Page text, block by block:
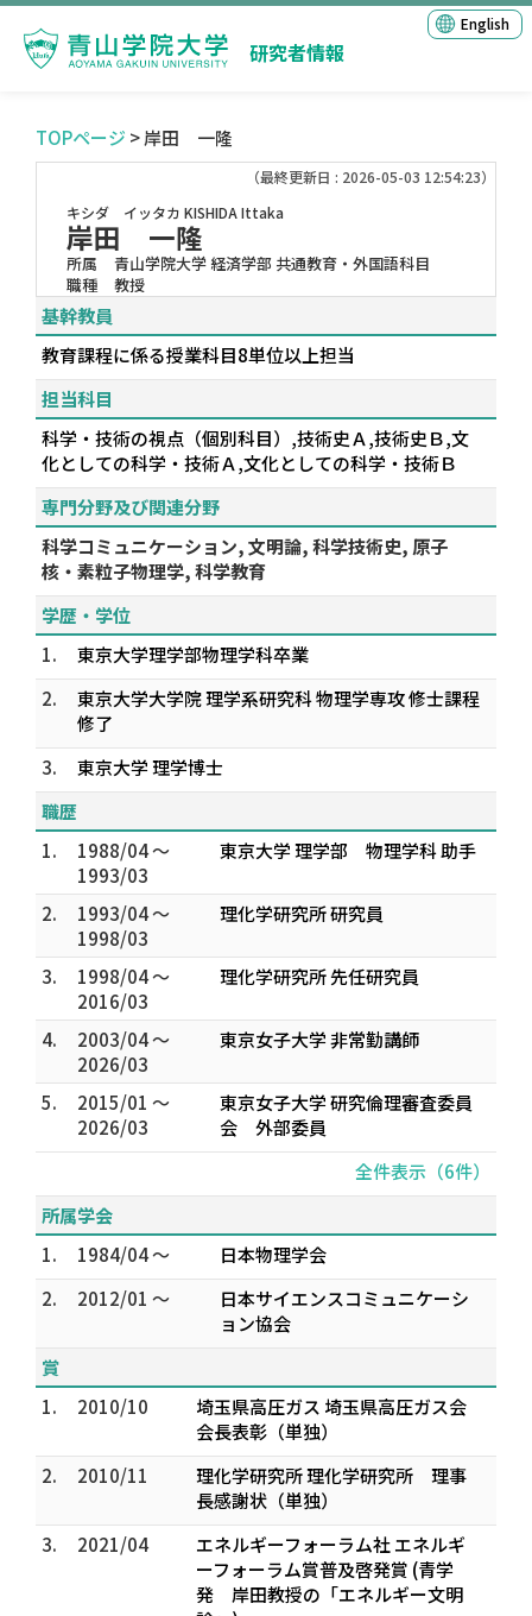
研究者情報
English
TOPページ > 岸田 一隆
（最終更新日 : 2026-05-03 12:54:23）
キシダ イッタカ KISHIDA Ittaka
岸田 一隆
所属
青山学院大学 経済学部 共通教育・外国語科目
職種
教授
基幹教員
教育課程に係る授業科目8単位以上担当
担当科目
科学・技術の視点（個別科目）,技術史Ａ,技術史Ｂ,文
化としての科学・技術Ａ,文化としての科学・技術Ｂ
専門分野及び関連分野
科学コミュニケーション, 文明論, 科学技術史, 原子
核・素粒子物理学, 科学教育
学歴・学位
1.
東京大学理学部物理学科卒業
2.
東京大学大学院 理学系研究科 物理学専攻 修士課程
修了
3.
東京大学 理学博士
職歴
1.
1988/04 ～
1993/03
東京大学 理学部 物理学科 助手
2.
1993/04 ～
1998/03
理化学研究所 研究員
3.
1998/04 ～
2016/03
理化学研究所 先任研究員
4.
2003/04 ～
2026/03
東京女子大学 非常勤講師
5.
2015/01 ～
2026/03
東京女子大学 研究倫理審査委員
会 外部委員
全件表示（6件）
所属学会
1.
1984/04 ～
日本物理学会
2.
2012/01 ～
日本サイエンスコミュニケーシ
ョン協会
賞
1.
2010/10
埼玉県高圧ガス 埼玉県高圧ガス会
会長表彰（単独）
2.
2010/11
理化学研究所 理化学研究所 理事
長感謝状（単独）
3.
2021/04
エネルギーフォーラム社 エネルギ
ーフォーラム賞普及啓発賞 (青学
発 岸田教授の「エネルギー文明